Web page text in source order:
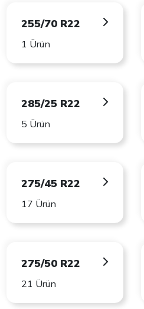
255/70 R22
1 Ürün
285/25 R22
5 Ürün
275/45 R22
17 Ürün
275/50 R22
21 Ürün